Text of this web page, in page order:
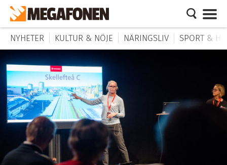
NYHETER KULTUR & NÖJE NÄRINGSLIV SPORT &